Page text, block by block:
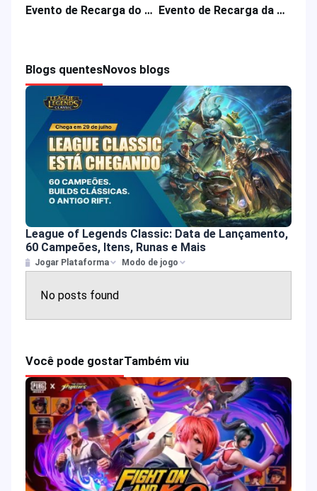
Evento de Recarga do MLBB para as Skins M6 da Joy & Beatrix & Recompensas de Jogo da ONIC Philippines Evento de Recarga da Maiden Athena e Recompensas de Jogo em Saint Seiya: Legend of Justice
Blogs quentesNovos blogs
League of Legends Classic: Data de Lançamento,
60 Campeões, Itens, Runas e Mais
Jogar Plataforma Modo de jogo
No posts found
Você pode gostarTambém viu